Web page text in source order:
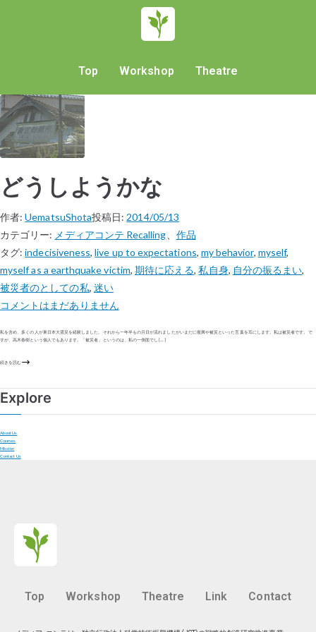
Top Workshop Theatre
どうしようかな
作者:UematsuShota投稿日: 2014/05/13
カテゴリー: メディアコンテ Recalling
作品
タグ:indecisiveness,live up to expectations, my behavior, myself,
myself as a earthquake victim, 期待に応える,私自身, 自分の振るまい,
被災者のとしての私, 迷い
コメントはまだありません
私を含め、多くの人が東日本大震災を経験しました。それから一年半もの月日が流れましたがいまだに復興や被災といった言葉を耳にします。私は被災者です。で
すが、高木春樹という個人でもあります。「被災者」というのは、私の一側面でし […]
続きを読む
Explore
About Us
Courses
Mission
Contact Us
Top Workshop Theatre Link Contact